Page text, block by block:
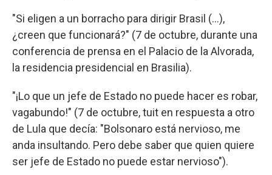
"Si eligen a un borracho para dirigir Brasil (...),
¿creen que funcionará?" (7 de octubre, durante una
conferencia de prensa en el Palacio de la Alvorada,
la residencia presidencial en Brasilia).
"¡Lo que un jefe de Estado no puede hacer es robar,
vagabundo!" (7 de octubre, tuit en respuesta a otro
de Lula que decía: "Bolsonaro está nervioso, me
anda insultando. Pero debe saber que quien quiere
ser jefe de Estado no puede estar nervioso").